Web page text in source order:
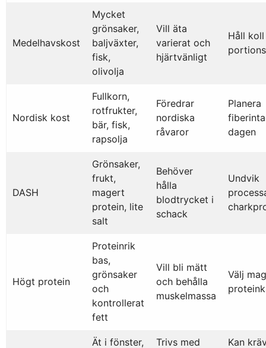
Medelhavskost
Mycket
grönsaker,
baljväxter,
fisk,
olivolja
Vill äta
varierat och
hjärtvänligt
Håll
Nordisk kost
Fullkorn,
rotfrukter,
bär, fisk,
rapsolja
Föredrar
nordiska
råvaror
Planera
dagen
DASH
Grönsaker,
frukt,
magert
protein, lite
salt
Behöver
hålla
blodtrycket i
schack
Undvik
Högt protein
Proteinrik
bas,
grönsaker
och
kontrollerat
fett
Vill bli mätt
och behålla
muskelmassa
Välj
Ät i fönster, Trivs med Kan